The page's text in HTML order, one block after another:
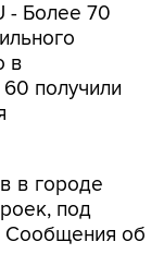
- Более 70
в
получили
в городе
под
Сообщения об